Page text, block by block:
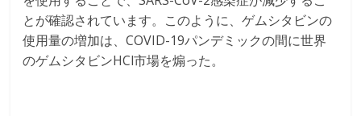
とが確認されています。このように、ゲムシタビンの
使用量の増加は、COVID-19パンデミックの間に世界
のゲムシタビンHCl市場を煽った。